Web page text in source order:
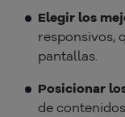
Elegir los
responsivos,
pantallas.
Posicionar
de